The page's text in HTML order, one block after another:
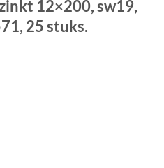
12×200, sw19,
25 stuks.